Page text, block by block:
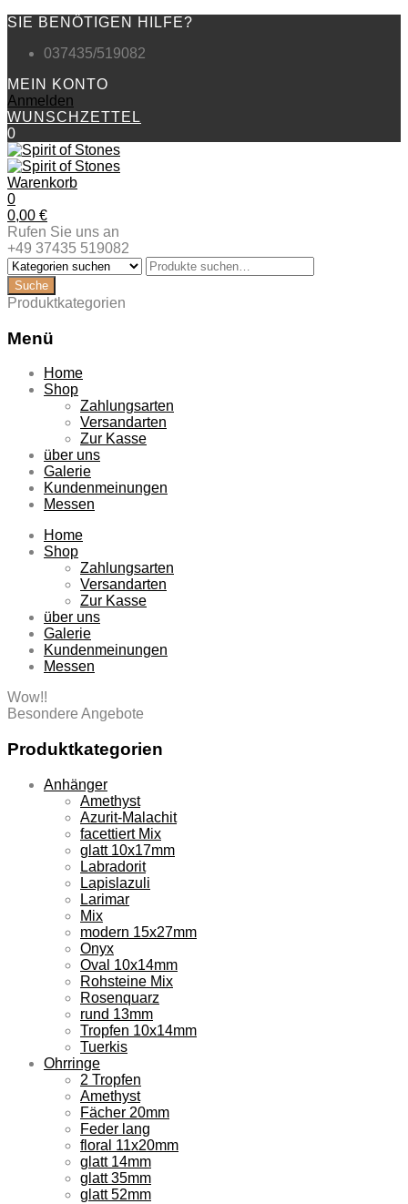
SIE BENÖTIGEN HILFE?
037435/519082
MEIN KONTO
Anmelden
WUNSCHZETTEL
0
Warenkorb
0
0,00 €
Rufen Sie uns an
+49 37435 519082
Produktkategorien
Menü
Zum
Inhalt
Home
Shop
Zahlungsarten
Versandarten
Zur Kasse
über uns
Galerie
Kundenmeinungen
Messen
Home
Shop
Zahlungsarten
Versandarten
Zur Kasse
über uns
Galerie
Kundenmeinungen
Messen
Wow!!
Besondere Angebote
Produktkategorien
Anhänger
Amethyst
Azurit-Malachit
facettiert Mix
glatt 10x17mm
Labradorit
Lapislazuli
Larimar
Mix
modern 15x27mm
Onyx
Oval 10x14mm
Rohsteine Mix
Rosenquarz
rund 13mm
Tropfen 10x14mm
Tuerkis
Ohrringe
2 Tropfen
Amethyst
Fächer 20mm
Feder lang
floral 11x20mm
glatt 14mm
glatt 35mm
glatt 52mm